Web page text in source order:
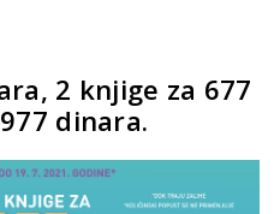
2 knjige za 677
dinara.